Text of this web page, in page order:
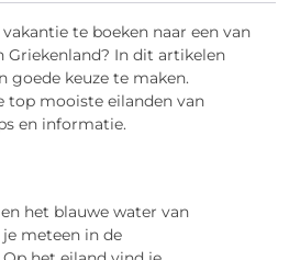
te boeken naar een van
Griekenland? In dit artikelen
goede keuze te maken.
top mooiste eilanden van
en informatie.
het blauwe water van
meteen in de